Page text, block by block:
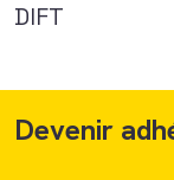
DIFT
Devenir